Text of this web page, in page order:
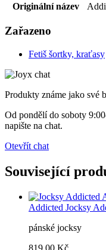
Originální název
Zařazeno
Fetiš šortky, kraťasy
Produkty známe jako své
Od pondělí do soboty
napište na chat.
Otevřít chat
Související
Addicted Jocksy
pánské jocksy
819,00 Kč